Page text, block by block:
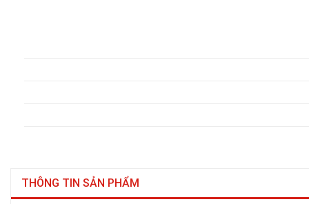
THÔNG TIN SẢN PHẨM